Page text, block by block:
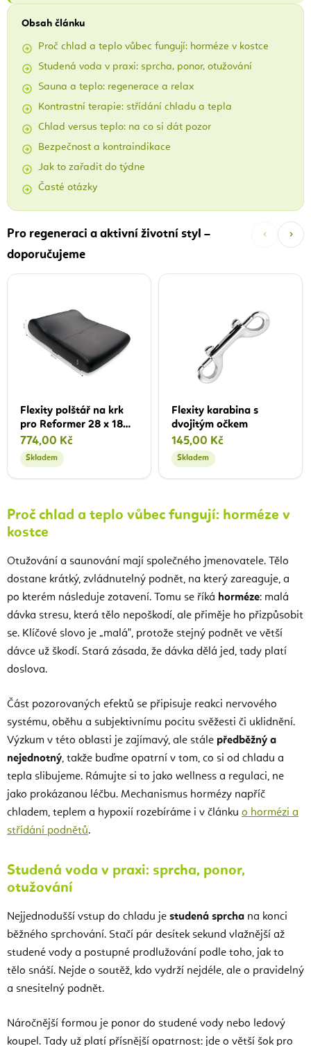
Obsah článku
Proč chlad a teplo vůbec fungují: horméze v kostce
Studená voda v praxi: sprcha, ponor, otužování
Sauna a teplo: regenerace a relax
Kontrastní terapie: střídání chladu a tepla
Chlad versus teplo: na co si dát pozor
Bezpečnost a kontraindikace
Jak to zařadit do týdne
Časté otázky
Pro regeneraci a aktivní životní styl –
doporučujeme
‹ ›
Flexity polštář na krk
pro Reformer 28 x 18
cm
774,00 Kč
Skladem
Flexity karabina s
dvojitým očkem
145,00 Kč
Skladem
Proč chlad a teplo vůbec fungují: horméze v
kostce
Otužování a saunování mají společného jmenovatele. Tělo
dostane krátký, zvládnutelný podnět, na který zareaguje, a
po kterém následuje zotavení. Tomu se říká horméze: malá
dávka stresu, která tělo nepoškodí, ale přiměje ho přizpůsobit
se. Klíčové slovo je „malá", protože stejný podnět ve větší
dávce už škodí. Stará zásada, že dávka dělá jed, tady platí
doslova.
Část pozorovaných efektů se připisuje reakci nervového
systému, oběhu a subjektivnímu pocitu svěžesti či uklidnění.
Výzkum v této oblasti je zajímavý, ale stále předběžný a
nejednotný, takže buďme opatrní v tom, co si od chladu a
tepla slibujeme. Rámujte si to jako wellness a regulaci, ne
jako prokázanou léčbu. Mechanismus hormézy napříč
chladem, teplem a hypoxií rozebíráme i v článku o hormézi a
střídání podnětů.
Studená voda v praxi: sprcha, ponor,
otužování
Nejjednodušší vstup do chladu je studená sprcha na konci
běžného sprchování. Stačí pár desítek sekund vlažnější až
studené vody a postupné prodlužování podle toho, jak to
tělo snáší. Nejde o soutěž, kdo vydrží nejdéle, ale o pravidelný
a snesitelný podnět.
Náročnější formou je ponor do studené vody nebo ledový
koupel. Tady už platí přísnější opatrnost: jde o větší šok pro